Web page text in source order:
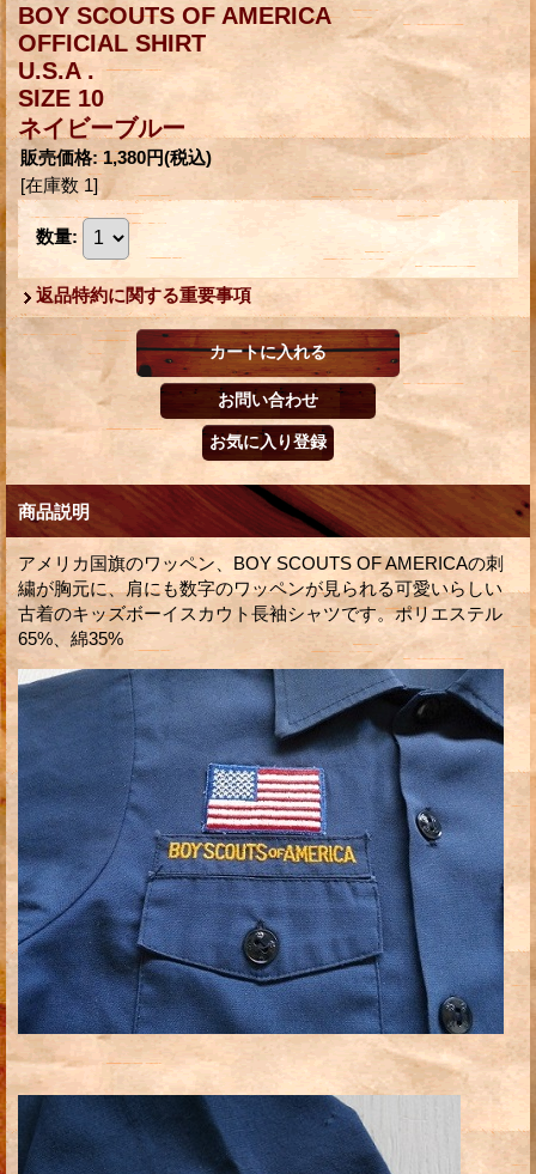
BOY SCOUTS OF AMERICA
OFFICIAL SHIRT
U.S.A .
SIZE 10
ネイビーブルー
販売価格: 1,380円(税込)
[在庫数 1]
数量:
返品特約に関する重要事項
商品説明
アメリカ国旗のワッペン、BOY SCOUTS OF AMERICAの刺
繍が胸元に、肩にも数字のワッペンが見られる可愛いらしい
古着のキッズボーイスカウト長袖シャツです。ポリエステル
65%、綿35%